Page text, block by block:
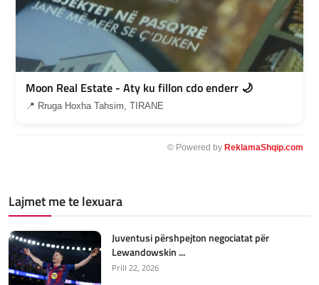
Moon Real Estate - Aty ku fillon cdo enderr 🌙
📍 Rruga Hoxha Tahsim, TIRANE
© Powered by ReklamaShqip.com
Lajmet me te lexuara
Juventusi përshpejton negociatat për
Lewandowskin ...
Prill 22, 2026